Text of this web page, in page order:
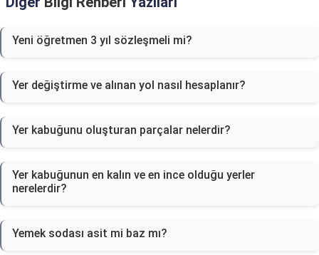
Yeni öğretmen 3 yıl sözleşmeli mi?
Yer değiştirme ve alınan yol nasıl hesaplanır?
Yer kabuğunu oluşturan parçalar nelerdir?
Yer kabuğunun en kalın ve en ince olduğu yerler
nerelerdir?
Yemek sodası asit mi baz mı?